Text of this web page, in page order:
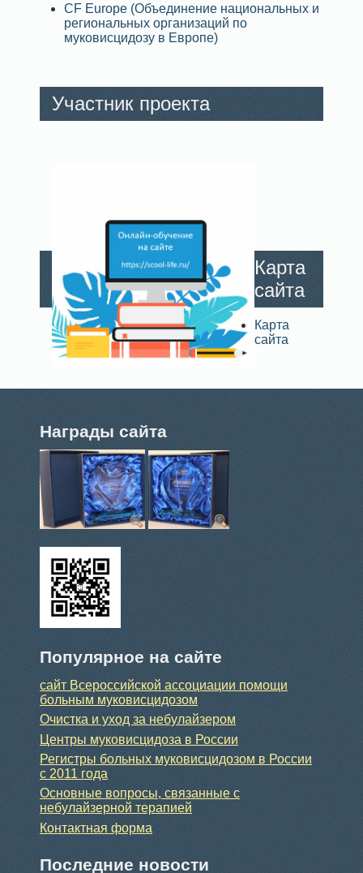
CF Europe (Объединение национальных и
региональных организаций по
муковисцидозу в Европе)
Участник проекта
Карта
сайта
Карта
сайта
Награды сайта
Популярное на сайте
сайт Всероссийской ассоциации помощи
больным муковисцидозом
Очистка и уход за небулайзером
Центры муковисцидоза в России
Регистры больных муковисцидозом в России
с 2011 года
Основные вопросы, связанные с
небулайзерной терапией
Контактная форма
Последние новости